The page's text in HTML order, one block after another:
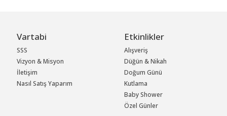
Vartabi
SSS
Vizyon & Misyon
İletişim
Nasıl Satış Yaparım
Etkinlikler
Alışveriş
Düğün & Nikah
Doğum Günü
Kutlama
Baby Shower
Özel Günler